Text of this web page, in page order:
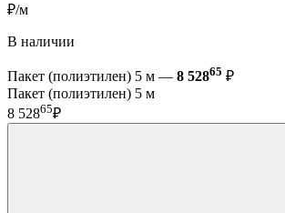
₽/м
В наличии
Пакет (полиэтилен) 5 м — 8 52865 ₽
Пакет (полиэтилен) 5 м
8 52865₽